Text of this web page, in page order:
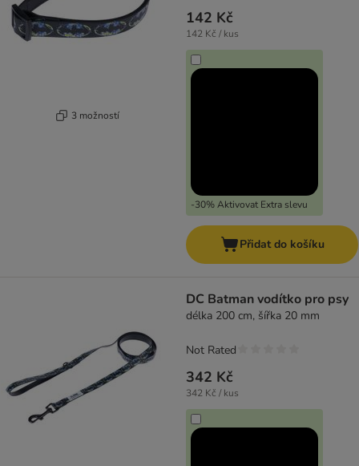
3 možností
142 Kč
142 Kč / kus
-30% Aktivovat Extra slevu
Přidat do košíku
DC Batman vodítko pro psy
délka 200 cm, šířka 20 mm
342 Kč
342 Kč / kus
Not Rated